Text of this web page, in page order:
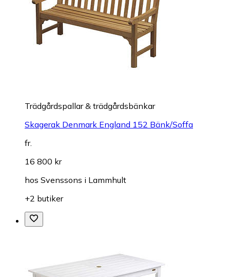
Trädgårdspallar & trädgårdsbänkar
Skagerak Denmark England 152 Bänk/Soffa
fr.
16 800 kr
hos Svenssons i Lammhult
+2 butiker